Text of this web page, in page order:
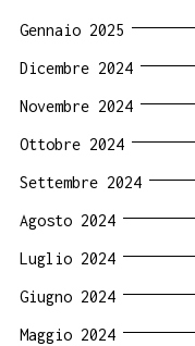
Gennaio 2025
Dicembre 2024
Novembre 2024
Ottobre 2024
Settembre 2024
Agosto 2024
Luglio 2024
Giugno 2024
Maggio 2024